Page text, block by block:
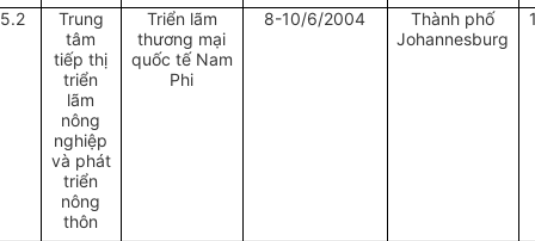
Trung
tâm
tiếp thị
triển
lãm
nông
nghiệp
và phát
triển
nông
thôn
Triển lãm
thương mại
quốc tế Nam
Phi
8-10/6/2004
Thành phố
Johannesburg